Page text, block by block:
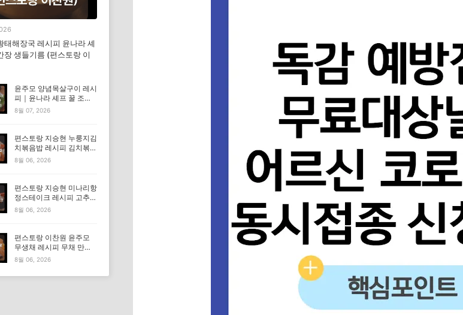
태해장국 레시피 윤나라 셰
장 생들기름 (편스토랑 이
윤주모 양념목살구이 레시
피｜윤나라 셰프 꿀 조선
간장 정보 (편스토랑 이찬
8월 07, 2026
편스토랑 지승현 누룽지김
치볶음밥 레시피 김치볶음
밥 만드는법
8월 06, 2026
편스토랑 지승현 미나리항
정스테이크 레시피 고추장
마요소스 만드는법
8월 06, 2026
편스토랑 이찬원 윤주모
무생채 레시피 무채 만드
는법
8월 06, 2026